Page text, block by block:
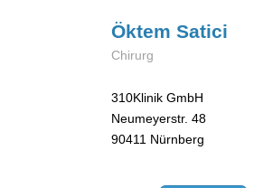
ÖktemSatici
Chirurg
310Klinik GmbH
Neumeyerstr. 48
90411 Nürnberg